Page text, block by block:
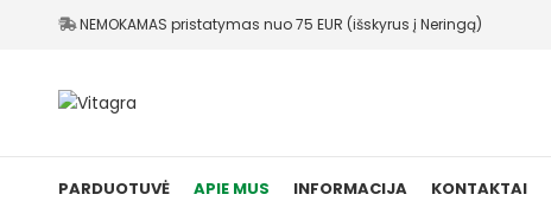
NEMOKAMAS pristatymas nuo 75 EUR (išskyrus į Neringą)
PARDUOTUVĖ APIE MUS INFORMACIJA KONTAKTAI